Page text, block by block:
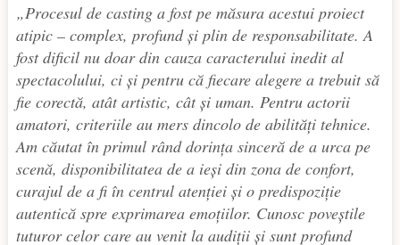
„Procesul de casting a fost pe măsura acestui proiect
atipic – complex, profund și plin de responsabilitate. A
fost dificil nu doar din cauza caracterului inedit al
spectacolului, ci și pentru că fiecare alegere a trebuit să
fie corectă, atât artistic, cât și uman. Pentru actorii
amatori, criteriile au mers dincolo de abilități tehnice.
Am căutat în primul rând dorința sinceră de a urca pe
scenă, disponibilitatea de a ieși din zona de confort,
curajul de a fi în centrul atenției și o predispoziție
autentică spre exprimarea emoțiilor. Cunosc poveștile
tuturor celor care au venit la audiții și sunt profund